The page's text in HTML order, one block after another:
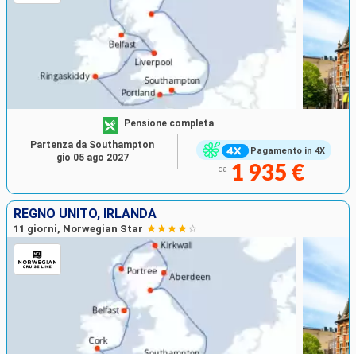
Pagamento in 4X
Pensione completa
da 1 935 €
Partenza da Southampton
gio 05 ago 2027
REGNO UNITO, IRLANDA
11 giorni, Norwegian Star